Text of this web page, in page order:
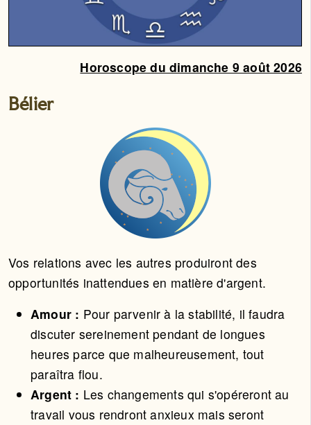
Horoscope du dimanche 9 août 2026
Bélier
Vos relations avec les autres produiront des
opportunités inattendues en matière d'argent.
Amour : Pour parvenir à la stabilité, il faudra
discuter sereinement pendant de longues
heures parce que malheureusement, tout
paraîtra flou.
Argent : Les changements qui s'opéreront au
travail vous rendront anxieux mais seront